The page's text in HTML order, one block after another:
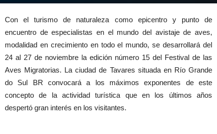
Con el turismo de naturaleza como epicentro y punto de
encuentro de especialistas en el mundo del avistaje de aves,
modalidad en crecimiento en todo el mundo, se desarrollará del
24 al 27 de noviembre la edición número 15 del Festival de las
Aves Migratorias. La ciudad de Tavares situada en Río Grande
do Sul BR convocará a los máximos exponentes de este
concepto de la actividad turística que en los últimos años
despertó gran interés en los visitantes.